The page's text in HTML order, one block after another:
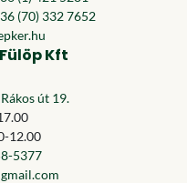
(70) 332 7652
Kft
út 19.
12.00
5377